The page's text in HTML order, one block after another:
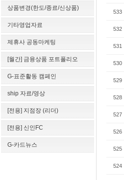
상품변경(한도/종료/신상품)
기타영업자료
제휴사 공동마케팅
[월간] 금융상품 포트폴리오
G-표준활동 캠페인
ship 자료/영상
[전용] 지점장 (리더)
[전용] 신인FC
G-카드뉴스
533
532
531
530
529
528
527
526
525
524